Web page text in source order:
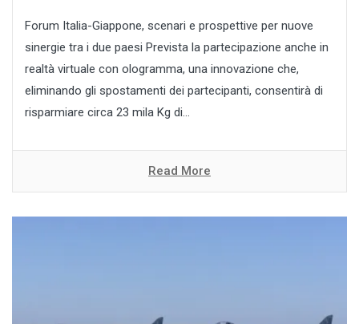
Forum Italia-Giappone, scenari e prospettive per nuove
sinergie tra i due paesi Prevista la partecipazione anche in
realtà virtuale con ologramma, una innovazione che,
eliminando gli spostamenti dei partecipanti, consentirà di
risparmiare circa 23 mila Kg di...
Read More